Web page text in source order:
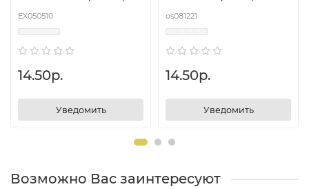
EX050510
14.50р.
Уведомить
os081221
14.50р.
Уведомить
Возможно Вас заинтересуют